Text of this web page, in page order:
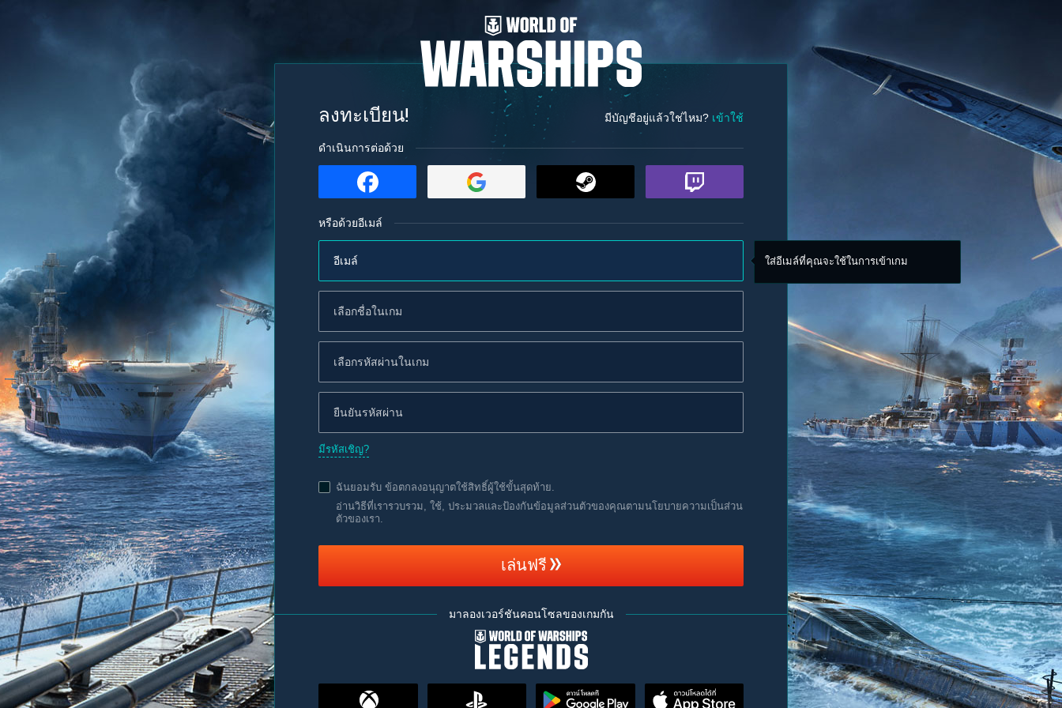
ลงทะเบียน! มีบัญชีอยู่แล้วใช่ไหม? เข้าใช้
ดำเนินการต่อด้วย
หรือด้วยอีเมล์
ใส่อีเมล์ที่คุณจะใช้ในการเข้าเกม
มีรหัสเชิญ?
ฉันยอมรับ ข้อตกลงอนุญาตใช้สิทธิ์ผู้ใช้ขั้นสุดท้าย.
อ่านวิธีที่เรารวบรวม, ใช้, ประมวลและป้องกันข้อมูลส่วนตัวของคุณตามนโยบายความเป็นส่วน
ตัวของเรา.
เล่นฟรี
มาลองเวอร์ชันคอนโซลของเกมกัน